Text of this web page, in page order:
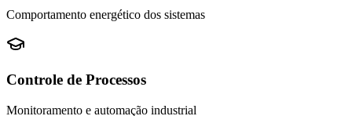
Comportamento energético dos sistemas
Controle de Processos
Monitoramento e automação industrial